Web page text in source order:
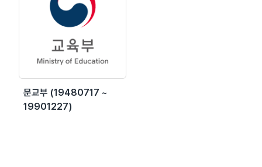
문교부 (19480717 ~
19901227)